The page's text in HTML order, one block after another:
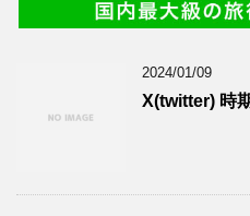
2024/01/09
X(twitter) 時